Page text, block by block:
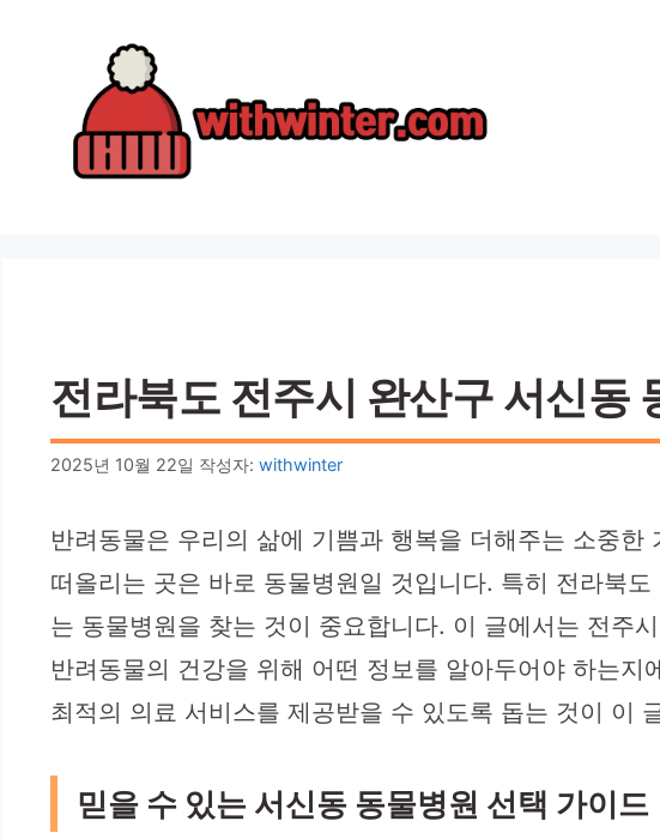
전라북도 전주시 완산구 서신동
2025년 10월 22일 작성자: withwinter
반려동물은 우리의 삶에 기쁨과 행복을 더해주는 소중
떠올리는 곳은 바로 동물병원일 것입니다. 특히 전라북
는 동물병원을 찾는 것이 중요합니다. 이 글에서는 전주
반려동물의 건강을 위해 어떤 정보를 알아두어야 하는
최적의 의료 서비스를 제공받을 수 있도록 돕는 것이 이
믿을 수 있는 서신동 동물병원 선택 가이드